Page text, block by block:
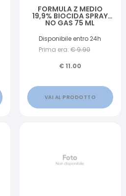
FORMULA Z MEDIO
19,9% BIOCIDA SPRAY
NO GAS 75 ML
Disponibile entro 24h
Prima era: €9.90
€11.00
VAI AL PRODOTTO